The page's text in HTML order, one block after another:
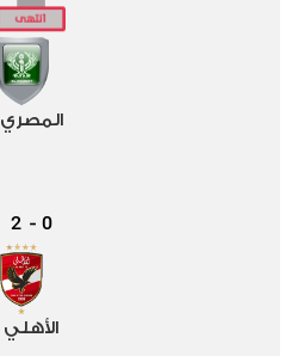
المصري
0
-
2
الأهلي